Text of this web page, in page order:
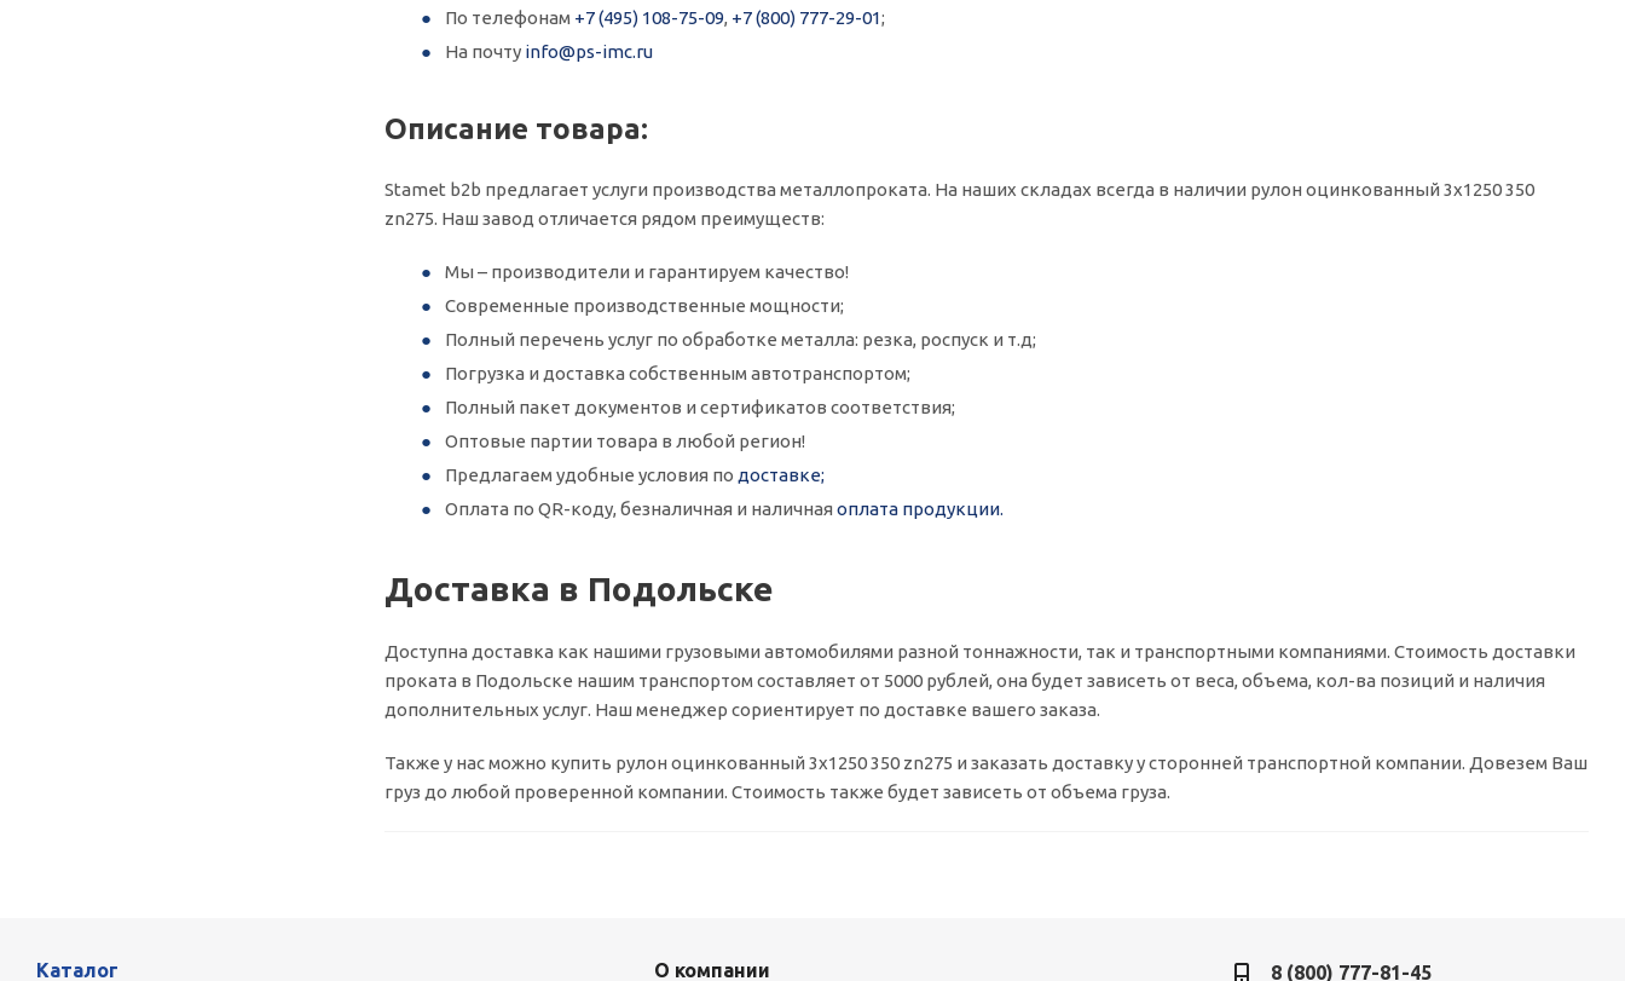
По телефонам +7 (495) 108-75-09, +7 (800) 777-29-01;
На почту info@ps-imc.ru
Описание товара:
Stamet b2b предлагает услуги производства металлопроката. На наших складах всегда в наличии рулон оцинкованный 3х1250 350
zn275. Наш завод отличается рядом преимуществ:
Мы – производители и гарантируем качество!
Современные производственные мощности;
Полный перечень услуг по обработке металла: резка, роспуск и т.д;
Погрузка и доставка собственным автотранспортом;
Полный пакет документов и сертификатов соответствия;
Оптовые партии товара в любой регион!
Предлагаем удобные условия по доставке;
Оплата по QR-коду, безналичная и наличная оплата продукции.
Доставка в Подольске
Доступна доставка как нашими грузовыми автомобилями разной тоннажности, так и транспортными компаниями. Стоимость доставки
проката в Подольске нашим транспортом составляет от 5000 рублей, она будет зависеть от веса, объема, кол-ва позиций и наличия
дополнительных услуг. Наш менеджер сориентирует по доставке вашего заказа.
Также у нас можно купить рулон оцинкованный 3х1250 350 zn275 и заказать доставку у сторонней транспортной компании. Довезем Ваш
груз до любой проверенной компании. Стоимость также будет зависеть от объема груза.
Каталог О компании 8 (800) 777-81-45